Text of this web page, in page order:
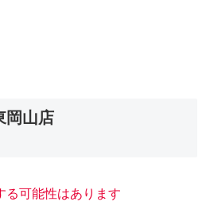
岡山店
可能性はあります